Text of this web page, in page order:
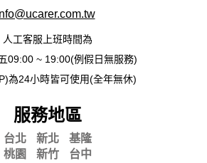
人工客服上班時間為
09:00 ~ 19:00(例假日無服務)
為24小時皆可使用(全年無休)
服務地區
台北 新北
基隆
桃園
新竹
台中